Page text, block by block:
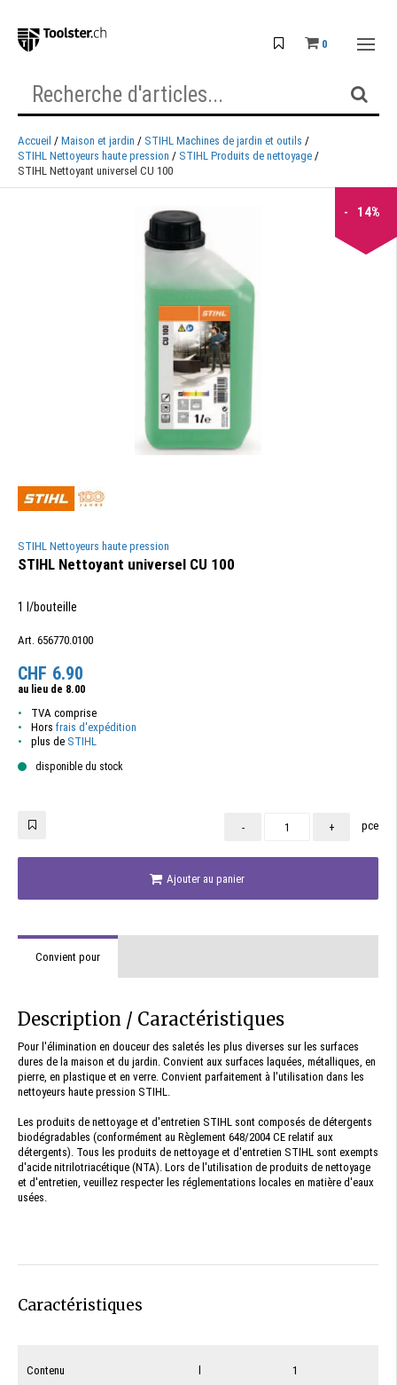
0
Accueil Maison et jardin
STIHL Machines de jardin et outils
STIHL Nettoyeurs haute pression
STIHL Produits de nettoyage
STIHL Nettoyant universel CU 100
14%
STIHL Nettoyeurs haute pression
STIHL Nettoyant universel CU 100
1 l/bouteille
Art. 656770.0100
CHF 6.90
au lieu de 8.00
TVA comprise
Hors frais d'expédition
plus de STIHL
disponible du stock
- + pce
Ajouter au panier
Convient pour
Description / Caractéristiques
Pour l'élimination en douceur des saletés les plus diverses sur les surfaces
dures de la maison et du jardin. Convient aux surfaces laquées, métalliques, en
pierre, en plastique et en verre. Convient parfaitement à l'utilisation dans les
nettoyeurs haute pression STIHL.
Les produits de nettoyage et d'entretien STIHL sont composés de détergents
biodégradables (conformément au Règlement 648/2004 CE relatif aux
détergents). Tous les produits de nettoyage et d'entretien STIHL sont exempts
d'acide nitrilotriacétique (NTA). Lors de l'utilisation de produits de nettoyage
et d'entretien, veuillez respecter les réglementations locales en matière d'eaux
usées.
Caractéristiques
Contenu 1